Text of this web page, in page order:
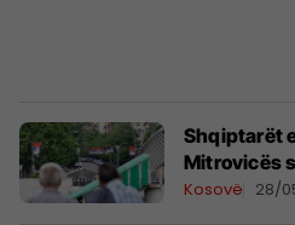
Shqiptarët
Mitrovicës
Kosovë 28/